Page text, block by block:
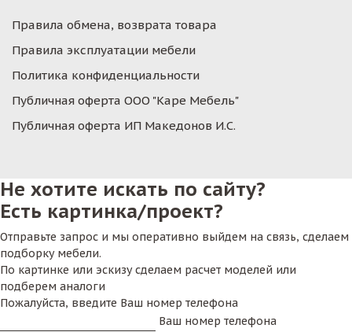
Правила обмена, возврата товара
Правила эксплуатации мебели
Политика конфиденциальности
Публичная оферта ООО "Каре Мебель"
Публичная оферта ИП Македонов И.С.
Не хотите искать по сайту?
Есть картинка/проект?
Отправьте запрос и мы оперативно выйдем на связь, сделаем
подборку мебели.
По картинке или эскизу сделаем расчет моделей или
подберем аналоги
Пожалуйста, введите Ваш номер телефона
Ваш номер телефона